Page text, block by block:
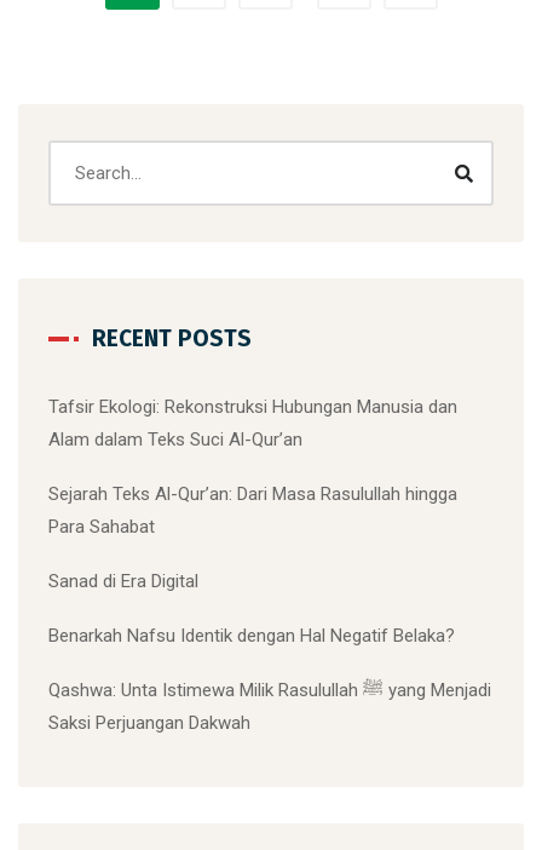
RECENT POSTS
Tafsir Ekologi: Rekonstruksi Hubungan Manusia dan
Alam dalam Teks Suci Al-Qur’an
Sejarah Teks Al-Qur’an: Dari Masa Rasulullah hingga
Para Sahabat
Sanad di Era Digital
Benarkah Nafsu Identik dengan Hal Negatif Belaka?
Qashwa: Unta Istimewa Milik Rasulullah ﷺ yang Menjadi
Saksi Perjuangan Dakwah